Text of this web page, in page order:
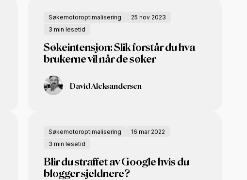
Søkemotoroptimalisering
25 nov 2023
3 min lesetid
Søkeintensjon: Slik forstår du hva
brukerne vil når de søker
David Aleksandersen
Søkemotoroptimalisering
16 mar 2022
3 min lesetid
Blir du straffet av Google hvis du
blogger sjeldnere?